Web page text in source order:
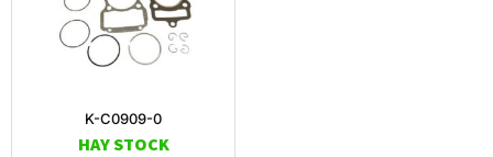
K-C0909-0
HAY STOCK